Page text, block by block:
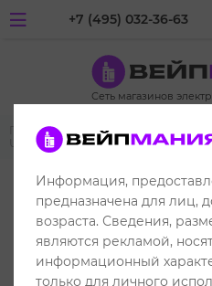
Сеть магазинов
+7 (495) 032-36-63
Главная Одноразовые
Ultra Stick 500
до 500 затяжек
Информация,
предназначена для лиц,
возраста. Сведения,
являются рекламой,
информационный
только для личного